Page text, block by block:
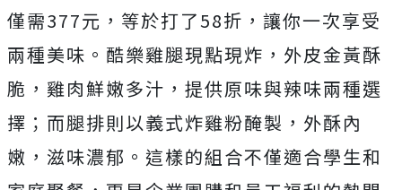
僅需377元，等於打了58折，讓你一次享受
兩種美味。酷樂雞腿現點現炸，外皮金黃酥
脆，雞肉鮮嫩多汁，提供原味與辣味兩種選
擇；而腿排則以義式炸雞粉醃製，外酥內
嫩，滋味濃郁。這樣的組合不僅適合學生和